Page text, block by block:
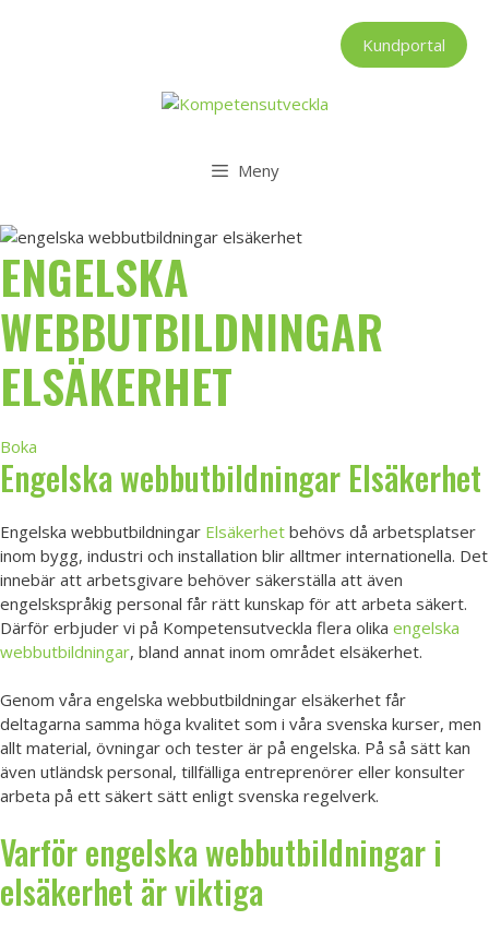
Kundportal
Meny
ENGELSKA
WEBBUTBILDNINGAR
ELSÄKERHET
Boka
Engelska webbutbildningar Elsäkerhet
Engelska webbutbildningar Elsäkerhet behövs då arbetsplatser
inom bygg, industri och installation blir alltmer internationella. Det
innebär att arbetsgivare behöver säkerställa att även
engelskspråkig personal får rätt kunskap för att arbeta säkert.
Därför erbjuder vi på Kompetensutveckla flera olika engelska
webbutbildningar, bland annat inom området elsäkerhet.
Genom våra engelska webbutbildningar elsäkerhet får
deltagarna samma höga kvalitet som i våra svenska kurser, men
allt material, övningar och tester är på engelska. På så sätt kan
även utländsk personal, tillfälliga entreprenörer eller konsulter
arbeta på ett säkert sätt enligt svenska regelverk.
Varför engelska webbutbildningar i
elsäkerhet är viktiga